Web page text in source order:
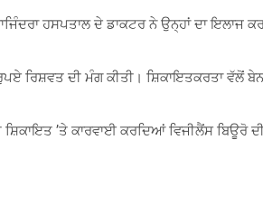
ਹਸਪਤਾਲ ਦੇ ਡਾਕਟਰ ਨੇ ਉਨ੍ਹਾਂ ਦਾ ਇਲਾਜ
ਰਿਸ਼ਵਤ ਦੀ ਮੰਗ ਕੀਤੀ। ਸ਼ਿਕਾਇਤਕਰਤਾ
’ਤੇ ਕਾਰਵਾਈ ਕਰਦਿਆਂ ਵਿਜੀਲੈਂਸ